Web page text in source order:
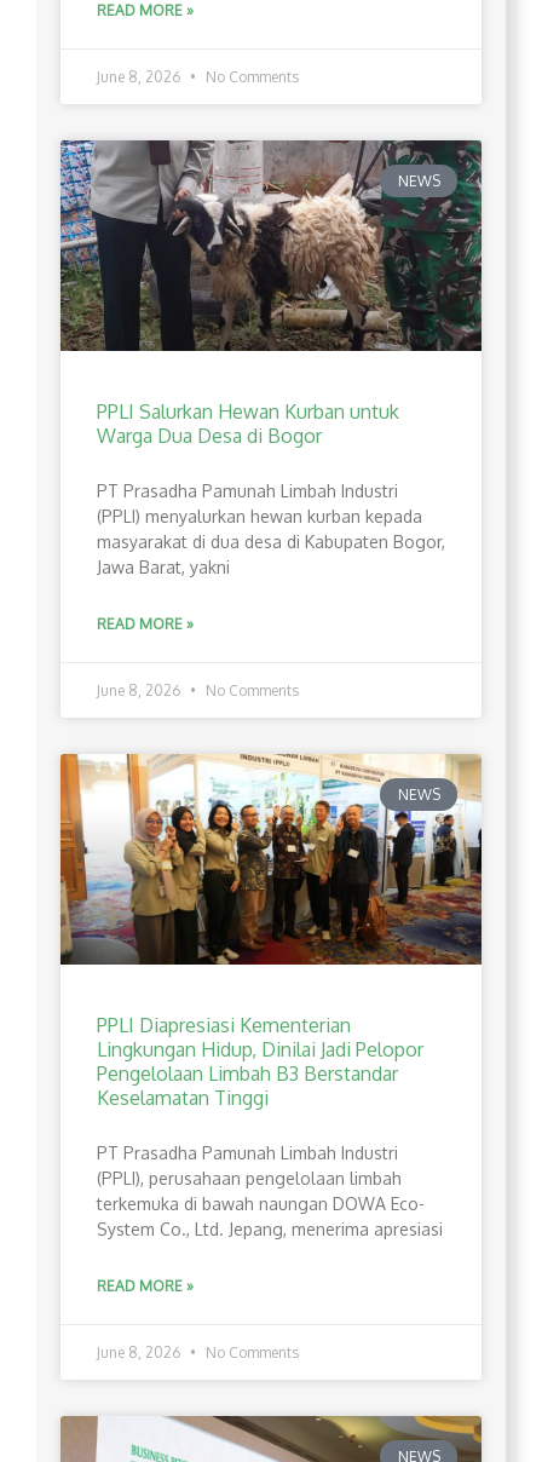
READ MORE »
June 8, 2026 No Comments
NEWS
PPLI Salurkan Hewan Kurban untuk
Warga Dua Desa di Bogor
PT Prasadha Pamunah Limbah Industri
(PPLI) menyalurkan hewan kurban kepada
masyarakat di dua desa di Kabupaten Bogor,
Jawa Barat, yakni
READ MORE »
June 8, 2026 No Comments
NEWS
PPLI Diapresiasi Kementerian
Lingkungan Hidup, Dinilai Jadi Pelopor
Pengelolaan Limbah B3 Berstandar
Keselamatan Tinggi
PT Prasadha Pamunah Limbah Industri
(PPLI), perusahaan pengelolaan limbah
terkemuka di bawah naungan DOWA Eco-
System Co., Ltd. Jepang, menerima apresiasi
READ MORE »
June 8, 2026 No Comments
NEWS